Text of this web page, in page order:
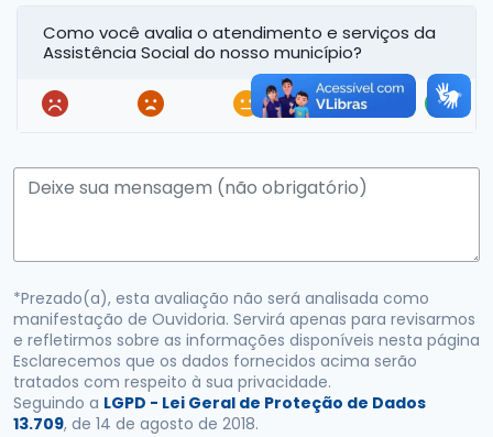
Como você avalia o atendimento e serviços da
Assistência Social do nosso município?
*Prezado(a), esta avaliação não será analisada como
manifestação de Ouvidoria. Servirá apenas para revisarmos
e refletirmos sobre as informações disponíveis nesta página
Esclarecemos que os dados fornecidos acima serão
tratados com respeito à sua privacidade.
Seguindo a LGPD - Lei Geral de Proteção de Dados
13.709, de 14 de agosto de 2018.